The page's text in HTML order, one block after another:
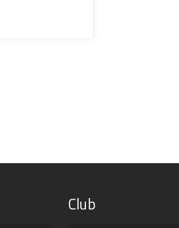
Club